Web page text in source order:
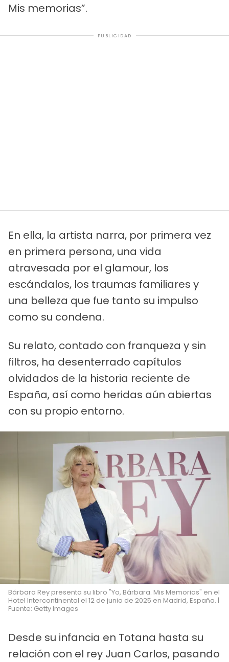
Mis memorias”.
PUBLICIDAD
En ella, la artista narra, por primera vez
en primera persona, una vida
atravesada por el glamour, los
escándalos, los traumas familiares y
una belleza que fue tanto su impulso
como su condena.
Su relato, contado con franqueza y sin
filtros, ha desenterrado capítulos
olvidados de la historia reciente de
España, así como heridas aún abiertas
con su propio entorno.
Bárbara Rey presenta su libro "Yo, Bárbara. Mis Memorias" en el
Hotel Intercontinental el 12 de junio de 2025 en Madrid, España. |
Fuente: Getty Images
Desde su infancia en Totana hasta su
relación con el rey Juan Carlos, pasando